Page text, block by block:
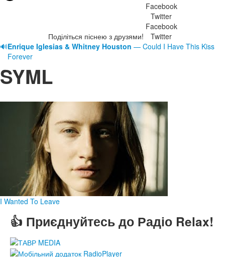
Поділіться піснею з друзями!
Facebook
Twitter
Facebook
Twitter
🔊Enrique Iglesias & Whitney Houston — Could I Have This Kiss
Forever
SYML
I Wanted To Leave
👍 Приєднуйтесь до Радіо Relax!